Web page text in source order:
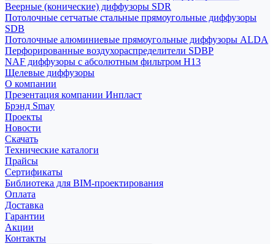
Веерные (конические) диффузоры SDR
Потолочные сетчатые стальные прямоугольные диффузоры
SDB
Потолочные алюминиевые прямоугольные диффузоры ALDA
Перфорированные воздухораспределители SDBP
NAF диффузоры с абсолютным фильтром Н13
Щелевые диффузоры
О компании
Презентация компании Инпласт
Брэнд Smay
Проекты
Новости
Скачать
Технические каталоги
Прайсы
Сертификаты
Библиотека для BIM-проектирования
Оплата
Доставка
Гарантии
Акции
Контакты